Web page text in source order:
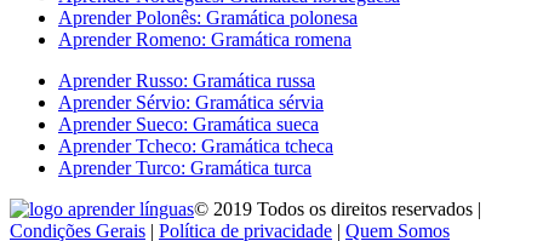
Aprender Polonês: Gramática polonesa
Aprender Romeno: Gramática romena
Aprender Russo: Gramática russa
Aprender Sérvio: Gramática sérvia
Aprender Sueco: Gramática sueca
Aprender Tcheco: Gramática tcheca
Aprender Turco: Gramática turca
© 2019 Todos os direitos reservados |
Condições Gerais | Política de privacidade | Quem Somos